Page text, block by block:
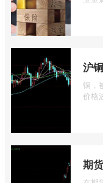
铜，
价格